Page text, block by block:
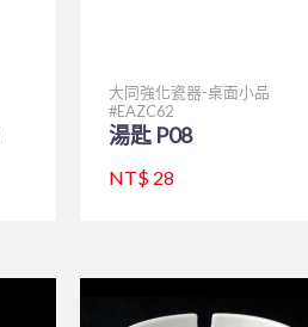
大同強化瓷器-桌面小品
EAZC62
湯匙 P08
NT$ 28